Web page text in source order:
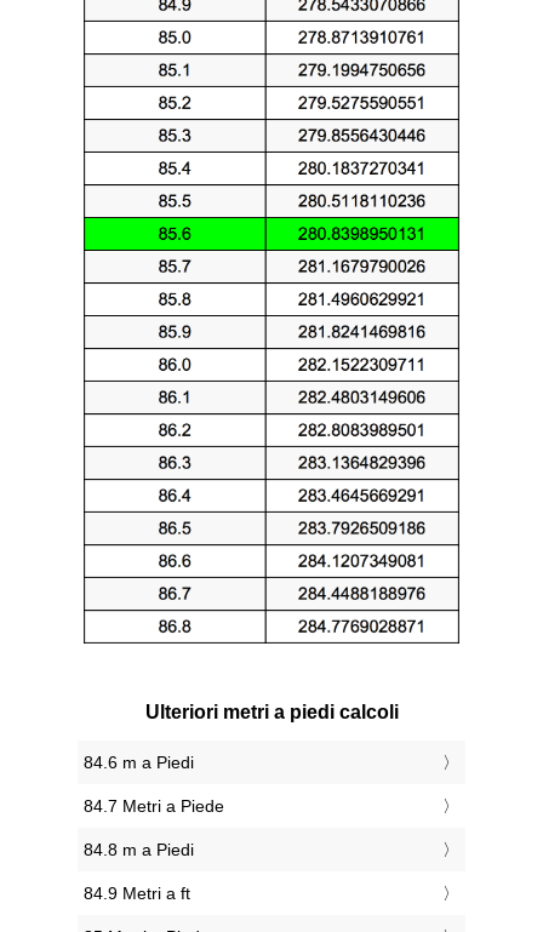
Ulteriori metri a piedi calcoli
84.6 m a Piedi
84.7 Metri a Piede
84.8 m a Piedi
84.9 Metri a ft